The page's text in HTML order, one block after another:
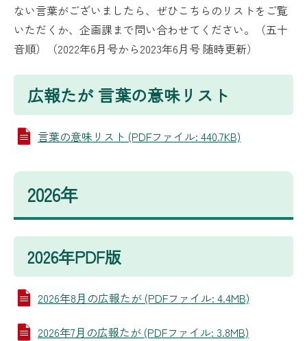
ない言葉がございましたら、ぜひこちらのリストをご覧
いただくか、企画課まで問い合わせてください。（五十
音順）（2022年6月号から2023年6月号 随時更新）
広報たが 言葉の意味リスト
言葉の意味リスト (PDFファイル: 440.7KB)
2026年
2026年PDF版
2026年8月の広報たが (PDFファイル: 4.4MB)
2026年7月の広報たが (PDFファイル: 3.8MB)